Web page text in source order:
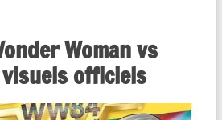
Woman vs
officiels